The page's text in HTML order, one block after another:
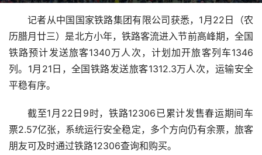
记者从中国国家铁路集团有限公司获悉，1月22日（农
历腊月廿三）是北方小年，铁路客流进入节前高峰期，全国
铁路预计发送旅客1340万人次，计划加开旅客列车1346
列。1月21日，全国铁路发送旅客1312.3万人次，运输安全
平稳有序。
截至1月22日9时，铁路12306已累计发售春运期间车
票2.57亿张，系统运行安全稳定，多个方向仍有余票，旅客
朋友可及时通过铁路12306查询和购买。